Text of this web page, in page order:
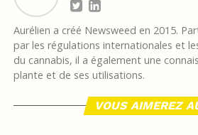
Aurélien a créé Newsweed en 2015.
par les régulations internationales et
du cannabis, il a également une
plante et de ses utilisations.
VOUS AIMEREZ